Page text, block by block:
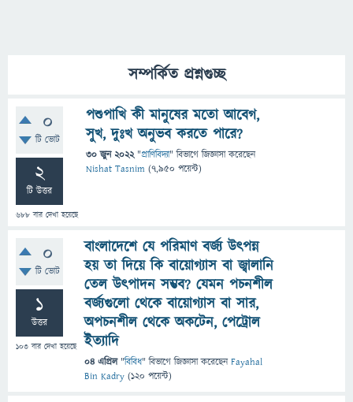
সম্পর্কিত প্রশ্নগুচ্ছ
0
টি ভোট
2
টি উত্তর
688 বার দেখা হয়েছে
পশুপাখি কী মানুষের মতো আবেগ,
সুখ, দুঃখ অনুভব করতে পারে?
30 জুন 2022 "প্রাণিবিদ্যা" বিভাগে জিজ্ঞাসাকরেছেন
Nishat Tasnim (7,950 পয়েন্ট)
0
টি ভোট
1
উত্তর
103 বার দেখা হয়েছে
বাংলাদেশে যে পরিমাণ বর্জ্য উৎপন্ন
হয় তা দিয়ে কি বায়োগ্যাস বা জ্বালানি
তেল উৎপাদন সম্ভব? যেমন পচনশীল
বর্জ্যগুলো থেকে বায়োগ্যাস বা সার,
অপচনশীল থেকে অকটেন, পেট্রোল
ইত্যাদি
04 এপ্রিল "বিবিধ" বিভাগে জিজ্ঞাসাকরেছেনFayahal
Bin Kadry (120 পয়েন্ট)